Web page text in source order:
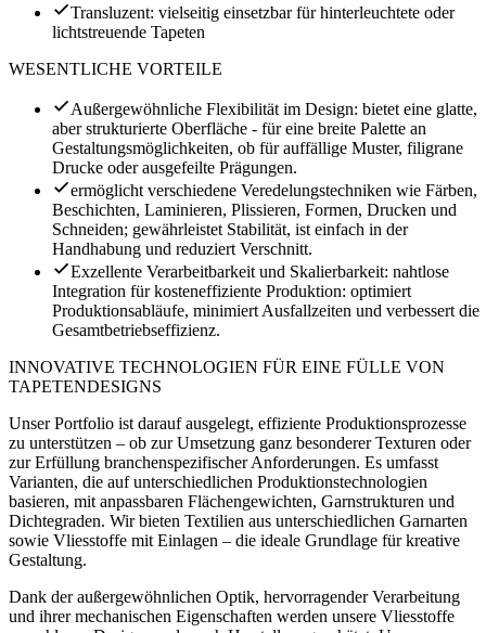
Transluzent: vielseitig einsetzbar für hinterleuchtete oder
lichtstreuende Tapeten
WESENTLICHE VORTEILE
Außergewöhnliche Flexibilität im Design: bietet eine glatte,
aber strukturierte Oberfläche - für eine breite Palette an
Gestaltungsmöglichkeiten, ob für auffällige Muster, filigrane
Drucke oder ausgefeilte Prägungen.
ermöglicht verschiedene Veredelungstechniken wie Färben,
Beschichten, Laminieren, Plissieren, Formen, Drucken und
Schneiden; gewährleistet Stabilität, ist einfach in der
Handhabung und reduziert Verschnitt.
Exzellente Verarbeitbarkeit und Skalierbarkeit: nahtlose
Integration für kosteneffiziente Produktion: optimiert
Produktionsabläufe, minimiert Ausfallzeiten und verbessert die
Gesamtbetriebseffizienz.
INNOVATIVE TECHNOLOGIEN FÜR EINE FÜLLE VON
TAPETENDESIGNS
Unser Portfolio ist darauf ausgelegt, effiziente Produktionsprozesse
zu unterstützen – ob zur Umsetzung ganz besonderer Texturen oder
zur Erfüllung branchenspezifischer Anforderungen. Es umfasst
Varianten, die auf unterschiedlichen Produktionstechnologien
basieren, mit anpassbaren Flächengewichten, Garnstrukturen und
Dichtegraden. Wir bieten Textilien aus unterschiedlichen Garnarten
sowie Vliesstoffe mit Einlagen – die ideale Grundlage für kreative
Gestaltung.
Dank der außergewöhnlichen Optik, hervorragender Verarbeitung
und ihrer mechanischen Eigenschaften werden unsere Vliesstoffe